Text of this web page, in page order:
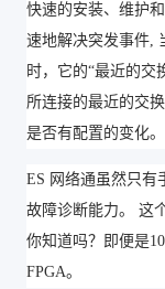
快速的安装、维护
速地解决突发事件,
时，它的“最近的交
所连接的最近的交
是否有配置的变化。
ES 网络通虽然只有
故障诊断能力。 这
你知道吗？即便是
FPGA。